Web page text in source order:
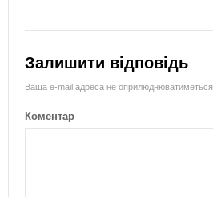
Залишити відповідь
Ваша e-mail адреса не оприлюднюватиметься.
Коментар